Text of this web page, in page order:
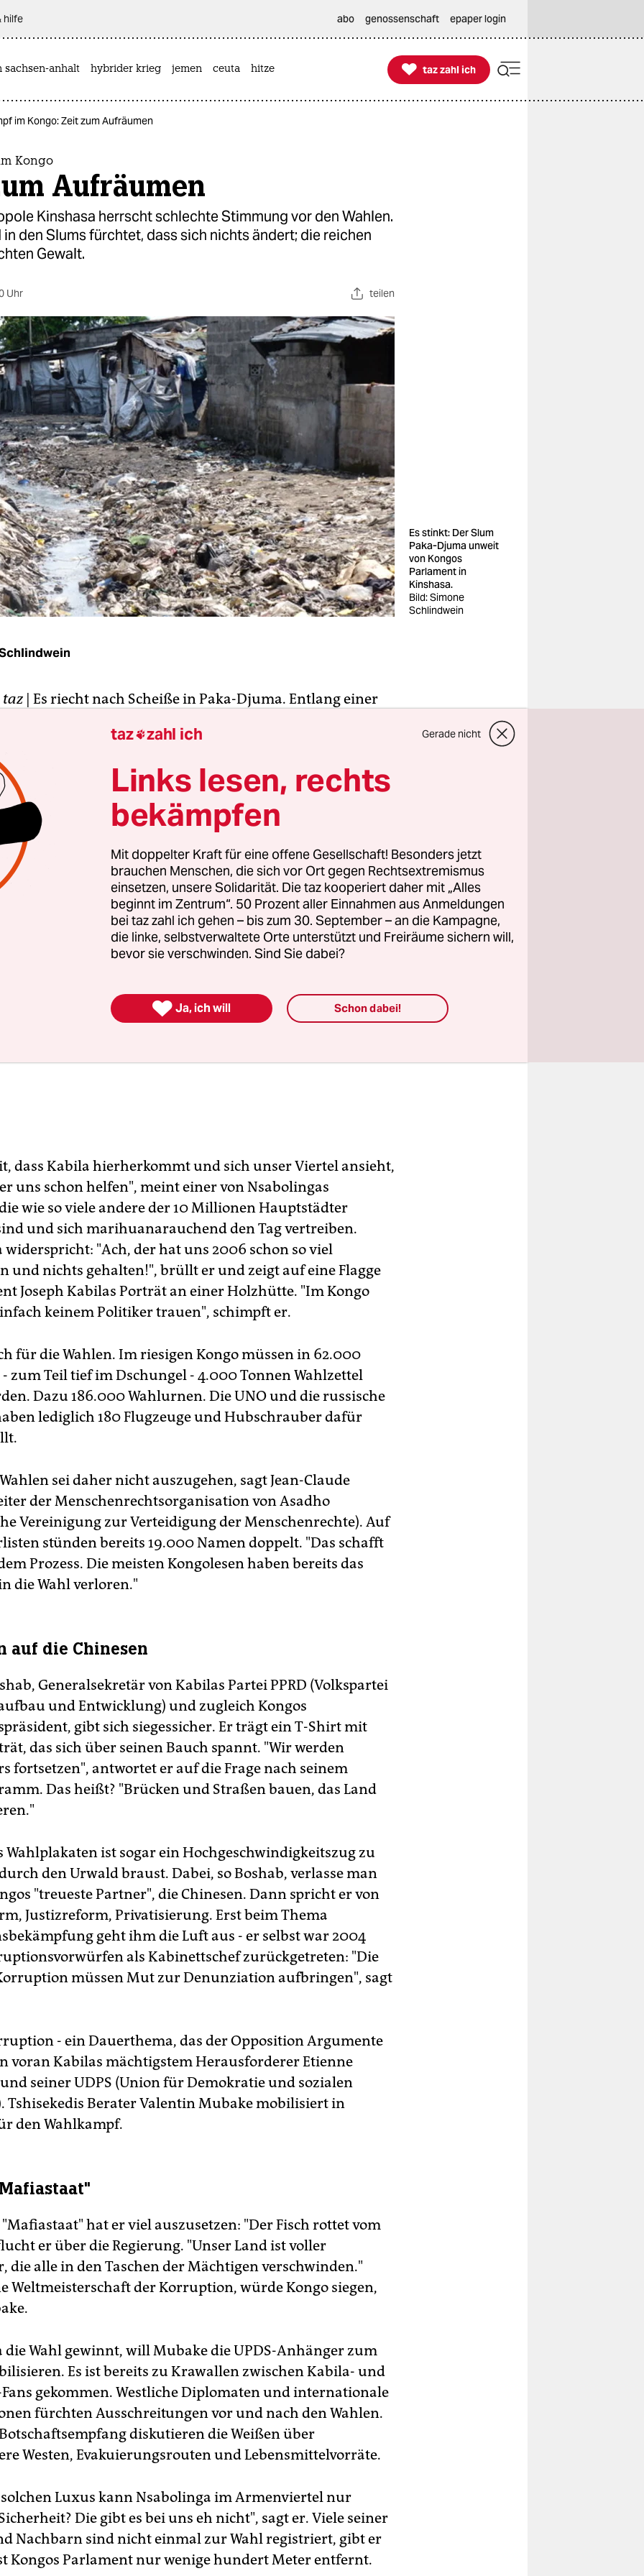
hilfe abo genossenschaft epaper login
sachsen-anhalt hybrider krieg jemen ceuta hitze 
taz zahl ich
taz zahl ich
im Kongo: Zeit zum Aufräumen
Kongo
Aufräumen
Kinshasa herrscht schlechte Stimmung vor den Wahlen.
den Slums fürchtet, dass sich nichts ändert; die reichen
Gewalt.
Uhr teilen
Es stinkt: Der Slum
Paka-Djuma unweit
von Kongos
Parlament in
Kinshasa.
Bild: Simone
Schlindwein
taz | Es riecht nach Scheiße in Paka-Djuma. Entlang einer
führte, schlängelt sich ein Bach zwischen den
Hütten hindurch: eine grün-schwarze Brühe aus
Tüten und verrotteten Bananenschalen.
scheint Sebastian Nsabolinga nicht zu stören. Der
zerrissenem T-Shirt diskutiert mit seinen Freunden am
Wahlen am 28. November.
dass Kabila hierherkommt und sich unser Viertel ansieht,
uns schon helfen", meint einer von Nsabolingas
wie so viele andere der 10 Millionen Hauptstädter
und sich marihuanarauchend den Tag vertreiben.
widerspricht: "Ach, der hat uns 2006 schon so viel
und nichts gehalten!", brüllt er und zeigt auf eine Flagge
Joseph Kabilas Porträt an einer Holzhütte. "Im Kongo
keinem Politiker trauen", schimpft er.
für die Wahlen. Im riesigen Kongo müssen in 62.000
zum Teil tief im Dschungel - 4.000 Tonnen Wahlzettel
Dazu 186.000 Wahlurnen. Die UNO und die russische
lediglich 180 Flugzeuge und Hubschrauber dafür
sei daher nicht auszugehen, sagt Jean-Claude
der Menschenrechtsorganisation von Asadho
Vereinigung zur Verteidigung der Menschenrechte). Auf
stünden bereits 19.000 Namen doppelt. "Das schafft
Prozess. Die meisten Kongolesen haben bereits das
die Wahl verloren."
auf die Chinesen
Generalsekretär von Kabilas Partei PPRD (Volkspartei
und Entwicklung) und zugleich Kongos
gibt sich siegessicher. Er trägt ein T-Shirt mit
das sich über seinen Bauch spannt. "Wir werden
fortsetzen", antwortet er auf die Frage nach seinem
Das heißt? "Brücken und Straßen bauen, das Land
Wahlplakaten ist sogar ein Hochgeschwindigkeitszug zu
den Urwald braust. Dabei, so Boshab, verlasse man
"treueste Partner", die Chinesen. Dann spricht er von
Justizreform, Privatisierung. Erst beim Thema
geht ihm die Luft aus - er selbst war 2004
als Kabinettschef zurückgetreten: "Die
müssen Mut zur Denunziation aufbringen", sagt
- ein Dauerthema, das der Opposition Argumente
voran Kabilas mächtigstem Herausforderer Etienne
seiner UDPS (Union für Demokratie und sozialen
Tshisekedis Berater Valentin Mubake mobilisiert in
den Wahlkampf.
hat er viel auszusetzen: "Der Fisch rottet vom
er über die Regierung. "Unser Land ist voller
die alle in den Taschen der Mächtigen verschwinden."
Weltmeisterschaft der Korruption, würde Kongo siegen,
die Wahl gewinnt, will Mubake die UPDS-Anhänger zum
Es ist bereits zu Krawallen zwischen Kabila- und
gekommen. Westliche Diplomaten und internationale
fürchten Ausschreitungen vor und nach den Wahlen.
diskutieren die Weißen über
Westen, Evakuierungsrouten und Lebensmittelvorräte.
Luxus kann Nsabolinga im Armenviertel nur
Die gibt es bei uns eh nicht", sagt er. Viele seiner
Nachbarn sind nicht einmal zur Wahl registriert, gibt er
Kongos Parlament nur wenige hundert Meter entfernt.
taz zahl ich Gerade nicht
Links lesen, rechts
bekämpfen
Mit doppelter Kraft für eine offene Gesellschaft! Besonders jetzt
brauchen Menschen, die sich vor Ort gegen Rechtsextremismus
einsetzen, unsere Solidarität. Die taz kooperiert daher mit „Alles
beginnt im Zentrum“. 50 Prozent aller Einnahmen aus Anmeldungen
bei taz zahl ich gehen – bis zum 30. September – an die Kampagne,
die linke, selbstverwaltete Orte unterstützt und Freiräume sichern will,
bevor sie verschwinden. Sind Sie dabei?
 Ja, ich will Schon dabei!